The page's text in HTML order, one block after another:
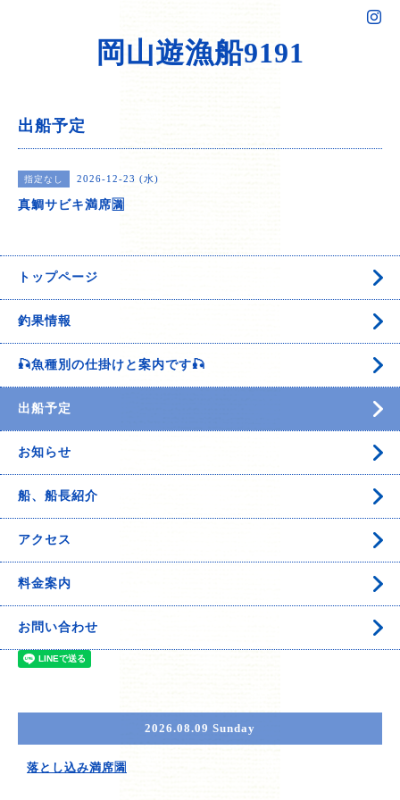
岡山遊漁船9191
出船予定
指定なし 2026-12-23 (水)
真鯛サビキ満席🈵
トップページ
釣果情報
🎣魚種別の仕掛けと案内です🎣
出船予定
お知らせ
船、船長紹介
アクセス
料金案内
お問い合わせ
2026.08.09 Sunday
落とし込み満席🈵